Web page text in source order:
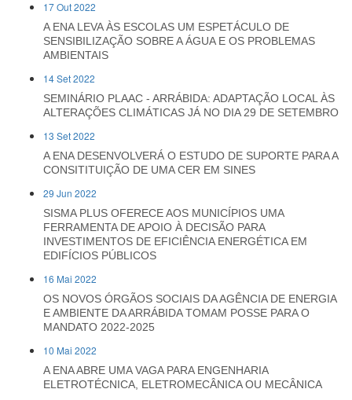
17 Out 2022
A ENA LEVA ÀS ESCOLAS UM ESPETÁCULO DE
SENSIBILIZAÇÃO SOBRE A ÁGUA E OS PROBLEMAS
AMBIENTAIS
14 Set 2022
SEMINÁRIO PLAAC - ARRÁBIDA: ADAPTAÇÃO LOCAL ÀS
ALTERAÇÕES CLIMÁTICAS JÁ NO DIA 29 DE SETEMBRO
13 Set 2022
A ENA DESENVOLVERÁ O ESTUDO DE SUPORTE PARA A
CONSITITUIÇÃO DE UMA CER EM SINES
29 Jun 2022
SISMA PLUS OFERECE AOS MUNICÍPIOS UMA
FERRAMENTA DE APOIO À DECISÃO PARA
INVESTIMENTOS DE EFICIÊNCIA ENERGÉTICA EM
EDIFÍCIOS PÚBLICOS
16 Mai 2022
OS NOVOS ÓRGÃOS SOCIAIS DA AGÊNCIA DE ENERGIA
E AMBIENTE DA ARRÁBIDA TOMAM POSSE PARA O
MANDATO 2022-2025
10 Mai 2022
A ENA ABRE UMA VAGA PARA ENGENHARIA
ELETROTÉCNICA, ELETROMECÂNICA OU MECÂNICA